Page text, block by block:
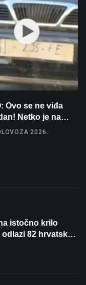
Ovo se ne viđa
Netko je na
– ručno
2026.
istočno krilo
odlazi 82 hrvatska